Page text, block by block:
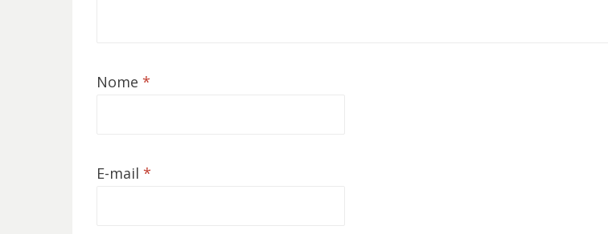
Nome *
E-mail *